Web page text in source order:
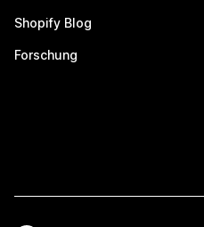
Shopify Blog
Forschung